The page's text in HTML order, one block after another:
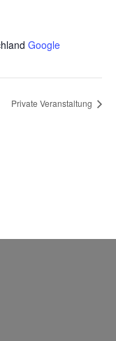
Google
Private Veranstaltung